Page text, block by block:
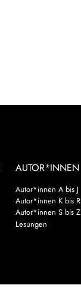
AUTOR*INNEN
Autor*innen A bis J
Autor*innen K bis R
Autor*innen S bis Z
Lesungen